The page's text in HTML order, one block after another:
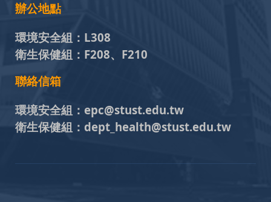
辦公地點
環境安全組： L308
衛生保健組： F208、F210
聯絡信箱
環境安全組： epc@stust.edu.tw
衛生保健組： dept_health@stust.edu.tw